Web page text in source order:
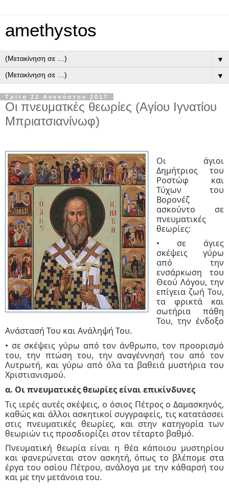
amethystos
▼
▼
Τρίτη 22 Αυγούστου 2017
Οι πνευματκές θεωρίες (Αγίου Ιγνατίου
Μπριατσιανίνωφ)
Οι άγιοι
Δημήτριος του
Ροστώφ και
Τύχων του
Βορονέζ
ασκούντο σε
πνευματικές
θεωρίες:
• σε άγιες
σκέψεις γύρω
από την
ενσάρκωση του
Θεού Λόγου, την
επίγεια ζωή Του,
τα φρικτά και
σωτήρια πάθη
Του, την ένδοξο
Ανάστασή Του και Ανάληψή Του.
• σε σκέψεις γύρω από τον άνθρωπο, τον προορισμό
του, την πτώση του, την αναγέννησή του από τον
Λυτρωτή, και γύρω από όλα τα βαθειά μυστήρια του
Χριστιανισμού.
α. Οι πνευματικές θεωρίες είναι επικίνδυνες
Τις ιερές αυτές σκέψεις, ο όσιος Πέτρος ο Δαμασκηνός,
καθώς και άλλοι ασκητικοί συγγραφείς, τις κατατάσσει
στις πνευματικές θεωρίες, και στην κατηγορία των
θεωριών τις προσδιορίζει στον τέταρτο βαθμό.
Πνευματική θεωρία είναι η θέα κάποιου μυστηρίου
και φανερώνεται στον ασκητή, όπως το βλέπομε στα
έργα του οσίου Πέτρου, ανάλογα με την κάθαρσή του
και με την μετάνοια του.